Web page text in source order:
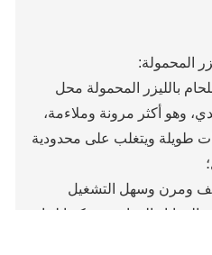
المحمولة:
بالليزر المحمولة محل
وهو أكثر مرونة وملاءمة،
طويلة ويتغلب على محدودية
ومرن وسهل التشغيل
والمواضع. يمكنها لحام
وهي حساسة ومريحة.